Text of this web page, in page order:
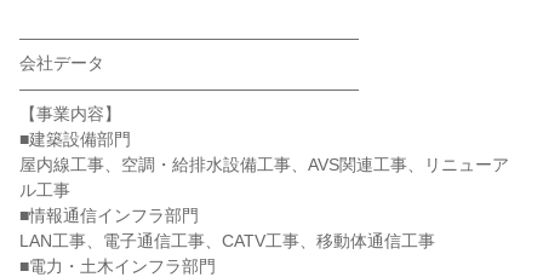
――――――――――――――――――――
会社データ
――――――――――――――――――――
【事業内容】
■建築設備部門
屋内線工事、空調・給排水設備工事、AVS関連工事、リニューア
ル工事
■情報通信インフラ部門
LAN工事、電子通信工事、CATV工事、移動体通信工事
■電力・土木インフラ部門